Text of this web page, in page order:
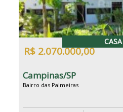
CASA
R$ 2.070.000,00
Campinas/SP
Bairro das Palmeiras